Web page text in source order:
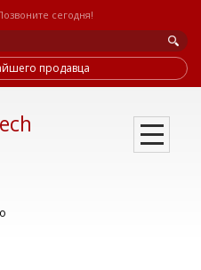
сегодня!
продавца